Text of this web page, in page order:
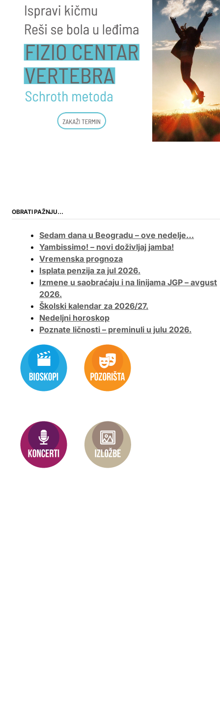
OBRATI PAŽNJU…
Sedam dana u Beogradu – ove nedelje…
Yambissimo! – novi doživljaj jamba!
Vremenska prognoza
Isplata penzija za jul 2026.
Izmene u saobraćaju i na linijama JGP – avgust
2026.
Školski kalendar za 2026/27.
Nedeljni horoskop
Poznate ličnosti – preminuli u julu 2026.